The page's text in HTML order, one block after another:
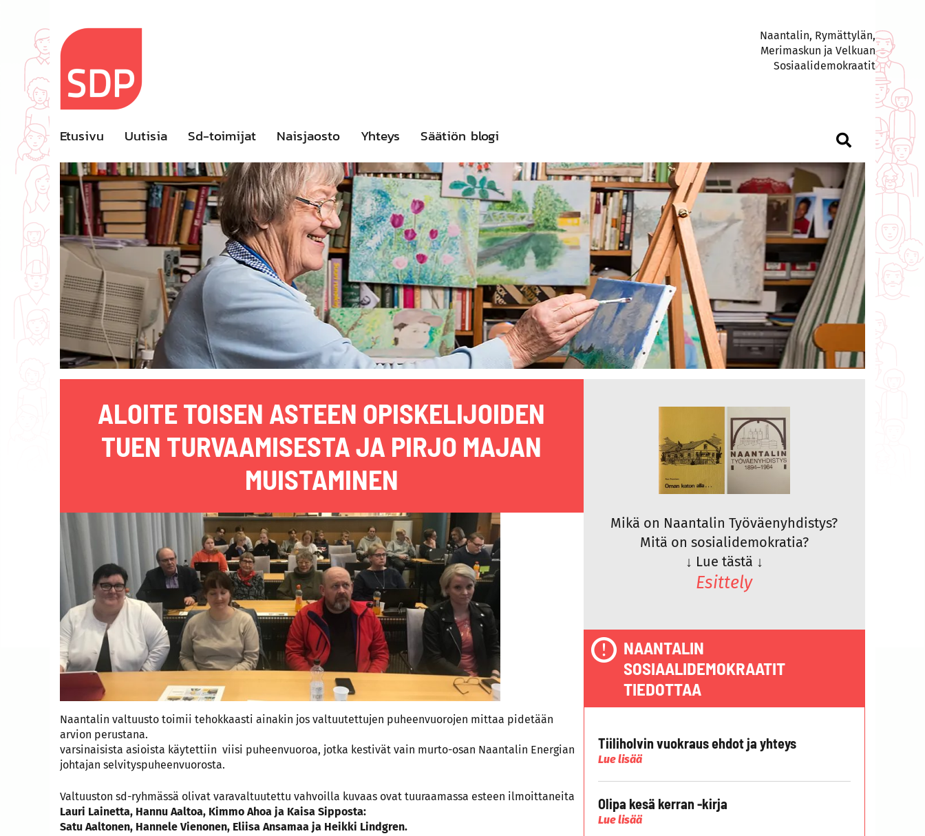
content
Naantalin, Rymättylän,
Merimaskun ja Velkuan
Sosiaalidemokraatit
Etusivu Uutisia Sd-toimijat Naisjaosto Yhteys Säätiön blogi
ALOITE TOISEN ASTEEN OPISKELIJOIDEN
TUEN TURVAAMISESTA JA PIRJO MAJAN
MUISTAMINEN
Naantalin valtuusto toimii tehokkaasti ainakin jos valtuutettujen puheenvuorojen mittaa pidetään
arvion perustana.
varsinaisista asioista käytettiin viisi puheenvuoroa, jotka kestivät vain murto-osan Naantalin Energian
johtajan selvityspuheenvuorosta.
Valtuuston sd-ryhmässä olivat varavaltuutettu vahvoilla kuvaas ovat tuuraamassa esteen ilmoittaneita
Lauri Lainetta, Hannu Aaltoa, Kimmo Ahoa ja Kaisa Sipposta:
Satu Aaltonen, Hannele Vienonen, Eliisa Ansamaa ja Heikki Lindgren.
Mikä on Naantalin Työväenyhdistys?
Mitä on sosialidemokratia?
↓ Lue tästä ↓
Esittely
NAANTALIN
SOSIAALIDEMOKRAATIT
TIEDOTTAA
Tiiliholvin vuokraus ehdot ja yhteys
Lue lisää
Olipa kesä kerran -kirja
Lue lisää